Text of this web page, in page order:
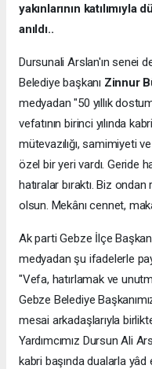
yakınlarının
anıldı..
Dursunali Arslan'ın senei
Belediye başkanı Zinnur
medyadan "50 yıllık
vefatının birinci yılında
mütevazılığı, samimiyeti
özel bir yeri vardı. Geride
hatıralar bıraktı. Biz ondan
olsun. Mekânı cennet,
Ak parti Gebze İlçe
medyadan şu ifadelerle
"Vefa, hatırlamak ve
Gebze Belediye
mesai arkadaşlarıyla
Yardımcımız Dursun Ali
kabri başında dualarla yâd